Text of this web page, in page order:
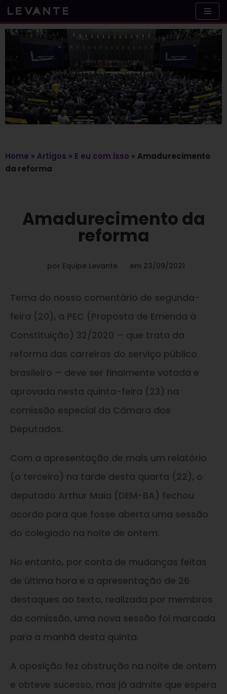
Skip
to
content
Home » Artigos » E eu com isso » Amadurecimento
da reforma
Amadurecimento da
reforma
por Equipe Levante em 23/09/2021
Tema do nosso comentário de segunda-
feira (20), a PEC (Proposta de Emenda à
Constituição) 32/2020 – que trata da
reforma das carreiras do serviço público
brasileiro – deve ser finalmente votada e
aprovada nesta quinta-feira (23) na
comissão especial da Câmara dos
Deputados.
Com a apresentação de mais um relatório
(o terceiro) na tarde desta quarta (22), o
deputado Arthur Maia (DEM-BA) fechou
acordo para que fosse aberta uma sessão
do colegiado na noite de ontem.
No entanto, por conta de mudanças feitas
de última hora e a apresentação de 26
destaques ao texto, realizada por membros
da comissão, uma nova sessão foi marcada
para a manhã desta quinta.
A oposição fez obstrução na noite de ontem
e obteve sucesso, mas já admite que espera